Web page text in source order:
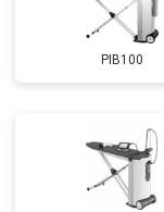
PIB100